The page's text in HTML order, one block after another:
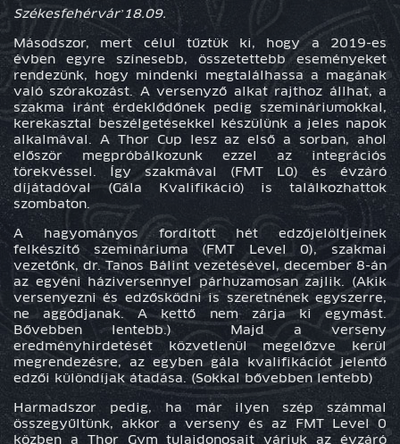
Székesfehérvár’18.09.
Másodszor, mert célul tűztük ki, hogy a 2019-es
évben egyre színesebb, összetettebb eseményeket
rendezünk, hogy mindenki megtalálhassa a magának
való szórakozást. A versenyző alkat rajthoz állhat, a
szakma iránt érdeklődőnek pedig szemináriumokkal,
kerekasztal beszélgetésekkel készülünk a jeles napok
alkalmával. A Thor Cup lesz az első a sorban, ahol
először megpróbálkozunk ezzel az integrációs
törekvéssel. Így szakmával (FMT L0) és évzáró
díjátadóval (Gála Kvalifikáció) is találkozhattok
szombaton.
A hagyományos fordított hét edzőjelöltjeinek
felkészítő szemináriuma (FMT Level 0), szakmai
vezetőnk, dr. Tanos Bálint vezetésével, december 8-án
az egyéni háziversennyel párhuzamosan zajlik. (Akik
versenyezni és edzősködni is szeretnének egyszerre,
ne aggódjanak. A kettő nem zárja ki egymást.
Bővebben lentebb.) Majd a verseny
eredményhirdetését közvetlenül megelőzve kerül
megrendezésre, az egyben gála kvalifikációt jelentő
edzői különdíjak átadása. (Sokkal bővebben lentebb)
Harmadszor pedig, ha már ilyen szép számmal
összegyűltünk, akkor a verseny és az FMT Level 0
közben a Thor Gym tulajdonosait várjuk az évzáró